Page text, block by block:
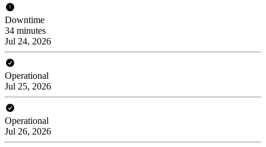
Downtime
34 minutes
Jul 24, 2026
Operational
Jul 25, 2026
Operational
Jul 26, 2026